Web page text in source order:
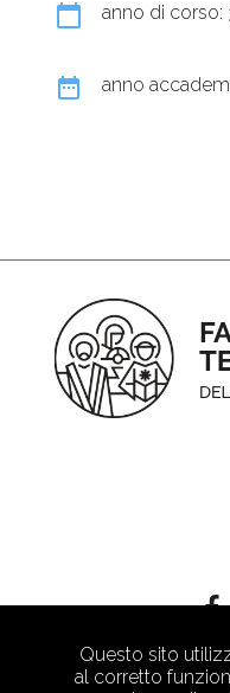
Questo sito
al corretto
calendar_today anno di corso:
date_range anno